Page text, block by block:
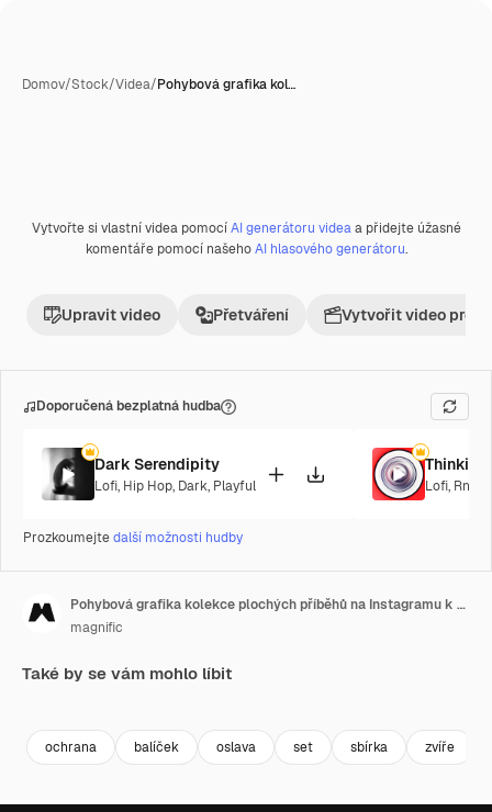
Domov/Stock/Videa/Pohybová grafika kol…
Vytvořte si vlastní videa pomocíAI generátoru videaa přidejte úžasné
komentáře pomocí našehoAI hlasového generátoru.
Upravit video Přetváření Vytvořit video
Doporučená bezplatná hudba
Dark Serendipity
Lofi, Hip Hop, Dark, Playful
Thinking
Lofi, RnB
Prozkoumejtedalší možnosti hudby
Pohybová grafika kolekce plochých příběhů na Instagramu k Mezinárodnímu dni koček
magnific
Také by se vám mohlo líbit
ochrana balíček oslava set sbírka zvíře